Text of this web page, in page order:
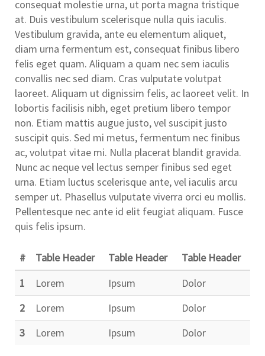
consequat molestie urna, ut porta magna tristique
at. Duis vestibulum scelerisque nulla quis iaculis.
Vestibulum gravida, ante eu elementum aliquet,
diam urna fermentum est, consequat finibus libero
felis eget quam. Aliquam a quam nec sem iaculis
convallis nec sed diam. Cras vulputate volutpat
laoreet. Aliquam ut dignissim felis, ac laoreet velit. In
lobortis facilisis nibh, eget pretium libero tempor
non. Etiam mattis augue justo, vel suscipit justo
suscipit quis. Sed mi metus, fermentum nec finibus
ac, volutpat vitae mi. Nulla placerat blandit gravida.
Nunc ac neque vel lectus semper finibus sed eget
urna. Etiam luctus scelerisque ante, vel iaculis arcu
semper ut. Phasellus vulputate viverra orci eu mollis.
Pellentesque nec ante id elit feugiat aliquam. Fusce
quis felis ipsum.
# Table Header Table Header
Table Header
1
Lorem Ipsum
Dolor
2
Lorem Ipsum
Dolor
3
Lorem Ipsum Dolor